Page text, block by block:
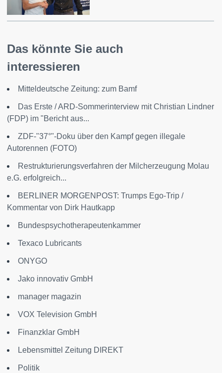
Das könnte Sie auch
interessieren
Mitteldeutsche Zeitung: zum Bamf
Das Erste / ARD-Sommerinterview mit Christian Lindner
(FDP) im "Bericht aus...
ZDF-"37°"-Doku über den Kampf gegen illegale
Autorennen (FOTO)
Restrukturierungsverfahren der Milcherzeugung Molau
e.G. erfolgreich...
BERLINER MORGENPOST: Trumps Ego-Trip /
Kommentar von Dirk Hautkapp
Bundespsychotherapeutenkammer
Texaco Lubricants
ONYGO
Jako innovativ GmbH
manager magazin
VOX Television GmbH
Finanzklar GmbH
Lebensmittel Zeitung DIREKT
Politik